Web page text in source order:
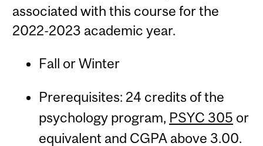
associated with this course for the
2022-2023 academic year.
Fall or Winter
Prerequisites: 24 credits of the
psychology program, PSYC 305 or
equivalent and CGPA above 3.00.